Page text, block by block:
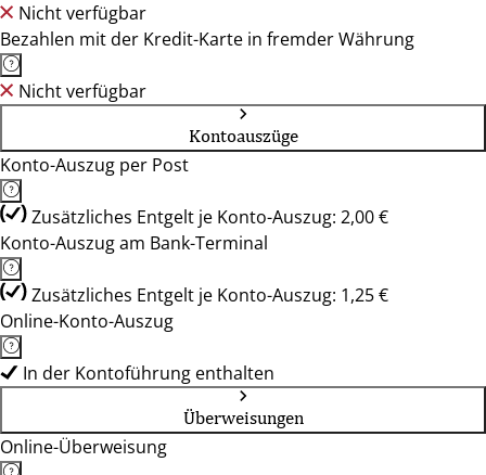
Nicht verfügbar
Bezahlen mit der Kredit-Karte in fremder Währung
Nicht verfügbar
Kontoauszüge
Konto-Auszug per Post
Zusätzliches Entgelt je Konto-Auszug: 2,00 €
Konto-Auszug am Bank-Terminal
Zusätzliches Entgelt je Konto-Auszug: 1,25 €
Online-Konto-Auszug
In der Kontoführung enthalten
Überweisungen
Online-Überweisung